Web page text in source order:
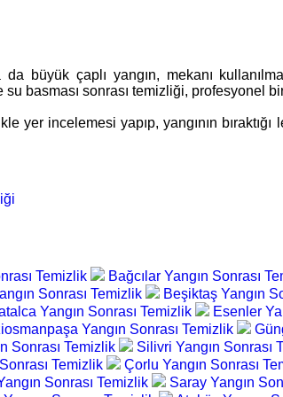
büyük çaplı yangın, mekanı
basması sonrası temizliği, profesyonel
yer incelemesi yapıp, yangının
Temizlik Bağcılar Yangın Sonrası
Sonrası Temizlik Beşiktaş Yangın
Yangın Sonrası Temizlik Esenler
Yangın Sonrası Temizlik
Sonrası Temizlik Silivri Yangın Sonrası
Temizlik Çorlu Yangın Sonrası
Sonrası Temizlik Saray Yangın